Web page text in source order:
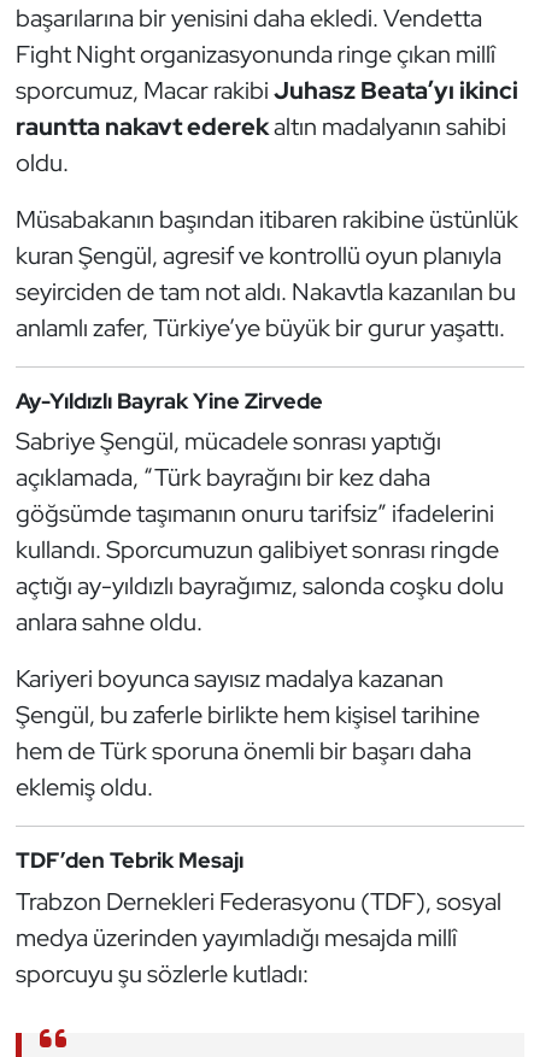
başarılarına bir yenisini daha ekledi. Vendetta
Fight Night organizasyonunda ringe çıkan millî
sporcumuz, Macar rakibiJuhasz Beata’yı ikinci
rauntta nakavt ederekaltın madalyanın sahibi
oldu.
Müsabakanın başından itibaren rakibine üstünlük
kuran Şengül, agresif ve kontrollü oyun planıyla
seyirciden de tam not aldı. Nakavtla kazanılan bu
anlamlı zafer, Türkiye’ye büyük bir gurur yaşattı.
Ay-Yıldızlı Bayrak Yine Zirvede
Sabriye Şengül, mücadele sonrası yaptığı
açıklamada, “Türk bayrağını bir kez daha
göğsümde taşımanın onuru tarifsiz” ifadelerini
kullandı. Sporcumuzun galibiyet sonrası ringde
açtığı ay-yıldızlı bayrağımız, salonda coşku dolu
anlara sahne oldu.
Kariyeri boyunca sayısız madalya kazanan
Şengül, bu zaferle birlikte hem kişisel tarihine
hem de Türk sporuna önemli bir başarı daha
eklemiş oldu.
TDF’den Tebrik Mesajı
Trabzon Dernekleri Federasyonu (TDF), sosyal
medya üzerinden yayımladığı mesajda millî
sporcuyu şu sözlerle kutladı:
Halter
Hava Sporları
İşitme Engelli Sporcular
Judo ve Kuraş
Kano ve Rafting
Karate
Kayak
Kempo
Kick Boks
Masa Tenisi
Modern Pentatlon
Motor Sporları
Muay Thai
Okçuluk